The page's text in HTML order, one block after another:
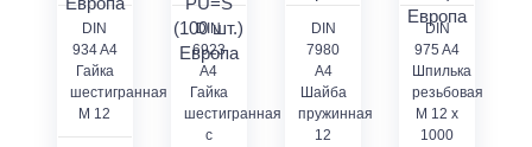
DIN
934 A4
Гайка
шестигранная
M 12
DIN
6923
A4
Гайка
шестигранная
с
DIN
7980
A4
Шайба
пружинная
12
DIN
975 A4
Шпилька
резьбовая
M 12 x
1000